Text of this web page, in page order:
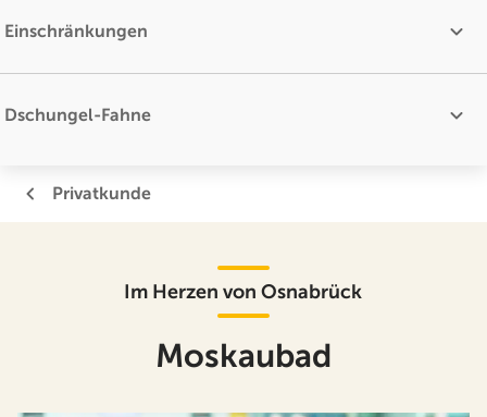
Einschränkungen
Dschungel-Fahne
Privatkunde
Im Herzen von Osnabrück
Moskaubad